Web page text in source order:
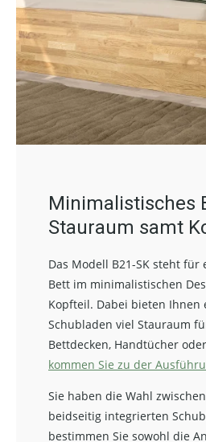
Minimalistisches
Stauraum samt
Das Modell B21-SK steht für
Bett im minimalistischen
Kopfteil. Dabei bieten Ihnen
Schubladen viel Stauraum
Bettdecken, Handtücher
kommen Sie zu der
Sie haben die Wahl
beidseitig integrierten
bestimmen Sie sowohl die